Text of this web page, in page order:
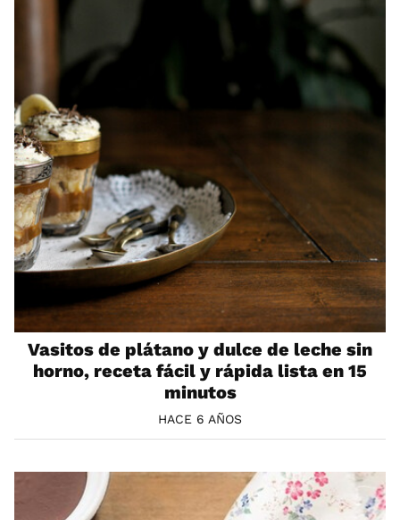
Vasitos de plátano y dulce de leche sin
horno, receta fácil y rápida lista en 15
minutos
HACE 6 AÑOS